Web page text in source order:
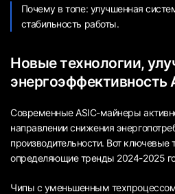
Почему в топе: улучшенная
стабильность работы.
Новые технологии,
энергоэффективность
Современные ASIC-майнеры
направлении снижения
производительности. Вот ключевые
определяющие тренды 2024-2025
Чипы с уменьшенным